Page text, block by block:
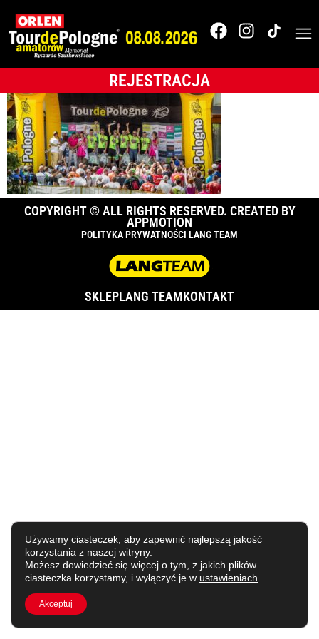
REJESTRACJA
120_TdPA__O5B6993
COPYRIGHT © ALL RIGHTS RESERVED. CREATED BY
APPMOTION
POLITYKA PRYWATNOŚCI LANG TEAM
SKLEPLANG TEAMKONTAKT
Używamy ciasteczek, aby zapewnić najlepszą jakość
korzystania z naszej witryny.
Możesz dowiedzieć się więcej o tym, z jakich plików
ciasteczka korzystamy, i wyłączyć je w ustawieniach
Akceptuj